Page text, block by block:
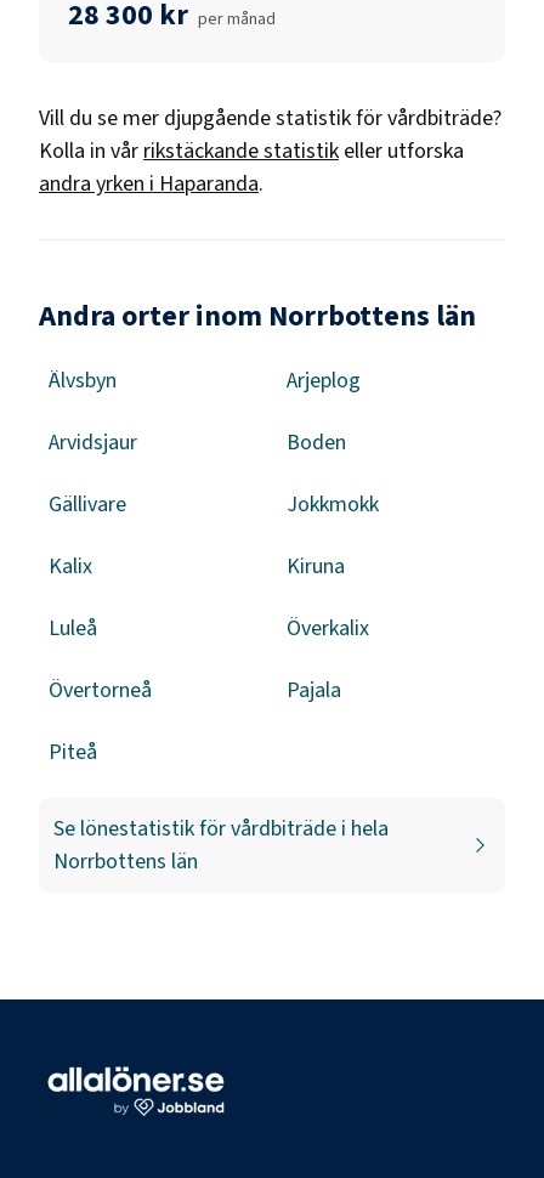
28 300 kr per månad
Vill du se mer djupgående statistik förvårdbiträde?
Kolla in vår rikstäckande statistik eller utforska
andra yrken i Haparanda.
Andra orter inom Norrbottens län
Älvsbyn Arjeplog
Arvidsjaur Boden
Gällivare Jokkmokk
Kalix Kiruna
Luleå Överkalix
Övertorneå Pajala
Piteå
Se lönestatistik förvårdbiträde i hela
Norrbottens län